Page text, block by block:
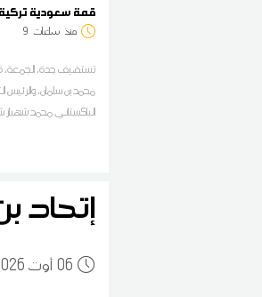
قمة سعودية
منذ ساعات 9
تستضيف جدة، الجمعة،
محمد بن سلمان، والرئيس
الباكستاني محمد شهباز
إتحاد
0621:45 2026 أوت